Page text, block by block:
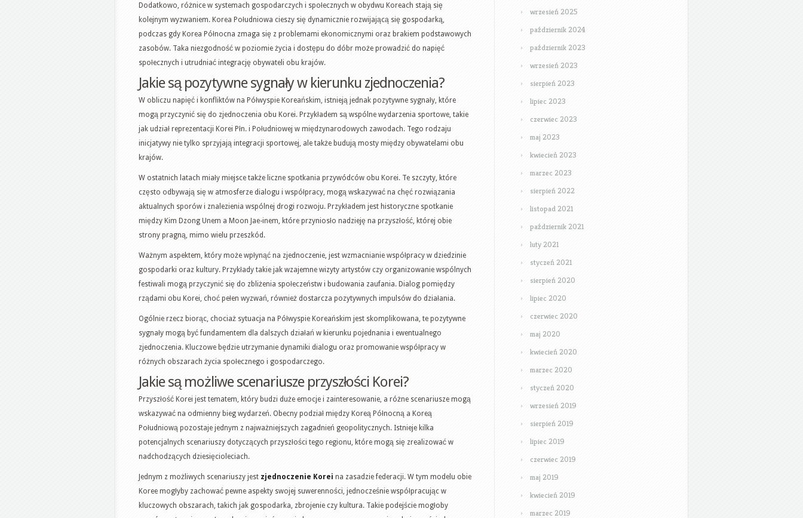
Dodatkowo, różnice w systemach gospodarczych i społecznych w obydwu Koreach stają się
kolejnym wyzwaniem. Korea Południowa cieszy się dynamicznie rozwijającą się gospodarką,
podczas gdy Korea Północna zmaga się z problemami ekonomicznymi oraz brakiem podstawowych
zasobów. Taka niezgodność w poziomie życia i dostępu do dóbr może prowadzić do napięć
społecznych i utrudniać integrację obywateli obu krajów.
Jakie są pozytywne sygnały w kierunku zjednoczenia?
W obliczu napięć i konfliktów na Półwyspie Koreańskim, istnieją jednak pozytywne sygnały, które
mogą przyczynić się do zjednoczenia obu Korei. Przykładem są wspólne wydarzenia sportowe, takie
jak udział reprezentacji Korei Płn. i Południowej w międzynarodowych zawodach. Tego rodzaju
inicjatywy nie tylko sprzyjają integracji sportowej, ale także budują mosty między obywatelami obu
krajów.
W ostatnich latach miały miejsce także liczne spotkania przywódców obu Korei. Te szczyty, które
często odbywają się w atmosferze dialogu i współpracy, mogą wskazywać na chęć rozwiązania
aktualnych sporów i znalezienia wspólnej drogi rozwoju. Przykładem jest historyczne spotkanie
między Kim Dzong Unem a Moon Jae-inem, które przyniosło nadzieję na przyszłość, której obie
strony pragną, mimo wielu przeszkód.
Ważnym aspektem, który może wpłynąć na zjednoczenie, jest wzmacnianie współpracy w dziedzinie
gospodarki oraz kultury. Przykłady takie jak wzajemne wizyty artystów czy organizowanie wspólnych
festiwali mogą przyczynić się do zbliżenia społeczeństw i budowania zaufania. Dialog pomiędzy
rządami obu Korei, choć pełen wyzwań, również dostarcza pozytywnych impulsów do działania.
Ogólnie rzecz biorąc, chociaż sytuacja na Półwyspie Koreańskim jest skomplikowana, te pozytywne
sygnały mogą być fundamentem dla dalszych działań w kierunku pojednania i ewentualnego
zjednoczenia. Kluczowe będzie utrzymanie dynamiki dialogu oraz promowanie współpracy w
różnych obszarach życia społecznego i gospodarczego.
Jakie są możliwe scenariusze przyszłości Korei?
Przyszłość Korei jest tematem, który budzi duże emocje i zainteresowanie, a różne scenariusze mogą
wskazywać na odmienny bieg wydarzeń. Obecny podział między Koreą Północną a Koreą
Południową pozostaje jednym z najważniejszych zagadnień geopolitycznych. Istnieje kilka
potencjalnych scenariuszy dotyczących przyszłości tego regionu, które mogą się zrealizować w
nadchodzących dziesięcioleciach.
Jednym z możliwych scenariuszy jest zjednoczenie Korei na zasadzie federacji. W tym modelu obie
Koree mogłyby zachować pewne aspekty swojej suwerenności, jednocześnie współpracując w
kluczowych obszarach, takich jak gospodarka, zbrojenie czy kultura. Takie podejście mogłoby
wrzesień 2025
październik 2024
październik 2023
wrzesień 2023
sierpień 2023
lipiec 2023
czerwiec 2023
maj 2023
kwiecień 2023
marzec 2023
sierpień 2022
listopad 2021
październik 2021
luty 2021
styczeń 2021
sierpień 2020
lipiec 2020
czerwiec 2020
maj 2020
kwiecień 2020
marzec 2020
styczeń 2020
wrzesień 2019
sierpień 2019
lipiec 2019
czerwiec 2019
maj 2019
kwiecień 2019
marzec 2019